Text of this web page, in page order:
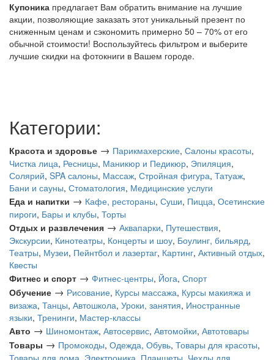
Купоника предлагает Вам обратить внимание на лучшие
акции, позволяющие заказать этот уникальный презент по
сниженным ценам и сэкономить примерно 50 – 70% от его
обычной стоимости! Воспользуйтесь фильтром и выберите
лучшие скидки на фотокниги в Вашем городе.
Категории:
Красота и здоровье → Парикмахерские, Салоны красоты,
Чистка лица, Ресницы, Маникюр и Педикюр, Эпиляция,
Солярий, SPA салоны, Массаж, Стройная фигура, Татуаж,
Бани и сауны, Стоматология, Медицинские услуги
Еда и напитки → Кафе, рестораны, Суши, Пицца, Осетинские
пироги, Бары и клубы, Торты
Отдых и развлечения → Аквапарки, Путешествия,
Экскурсии, Кинотеатры, Концерты и шоу, Боулинг, бильярд,
Театры, Музеи, Пейнтбол и лазертаг, Картинг, Активный отдых,
Квесты
Фитнес и спорт → Фитнес-центры, Йога, Спорт
Обучение → Рисование, Курсы массажа, Курсы макияжа и
визажа, Танцы, Автошкола, Уроки, занятия, Иностранные
языки, Тренинги, Мастер-классы
Авто → Шиномонтаж, Автосервис, Автомойки, Автотовары
Товары → Промокоды, Одежда, Обувь, Товары для красоты,
Товары для дома, Электроника, Планшеты, Чехлы для